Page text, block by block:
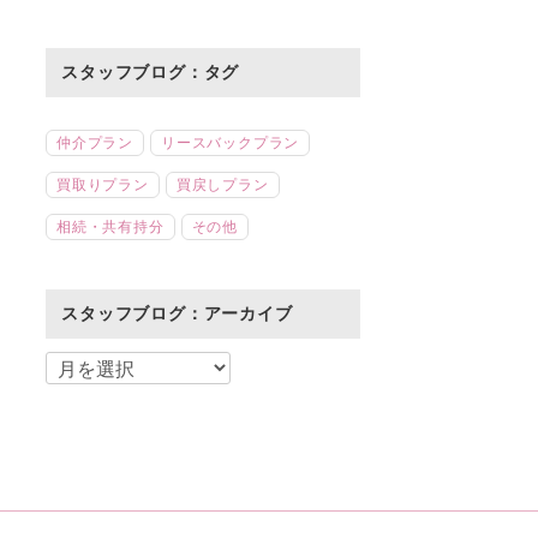
スタッフブログ：タグ
仲介プラン リースバックプラン
買取りプラン 買戻しプラン
相続・共有持分 その他
スタッフブログ：アーカイブ